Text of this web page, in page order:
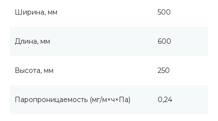
Ширина, мм 500
Длина, мм 600
Высота, мм 250
Паропроницаемость (мг/м×ч×Па) 0,24